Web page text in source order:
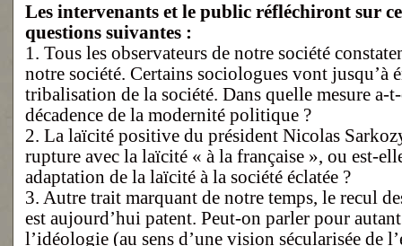
Les intervenants et le public réfléchiront sur
questions suivantes :
1. Tous les observateurs de notre société
notre société. Certains sociologues vont jusqu’à
tribalisation de la société. Dans quelle mesure a-
décadence de la modernité politique ?
2. La laïcité positive du président Nicolas
rupture avec la laïcité « à la française », ou est-
adaptation de la laïcité à la société éclatée ?
3. Autre trait marquant de notre temps, le recul
est aujourd’hui patent. Peut-on parler pour
l’idéologie (au sens d’une vision sécularisée de